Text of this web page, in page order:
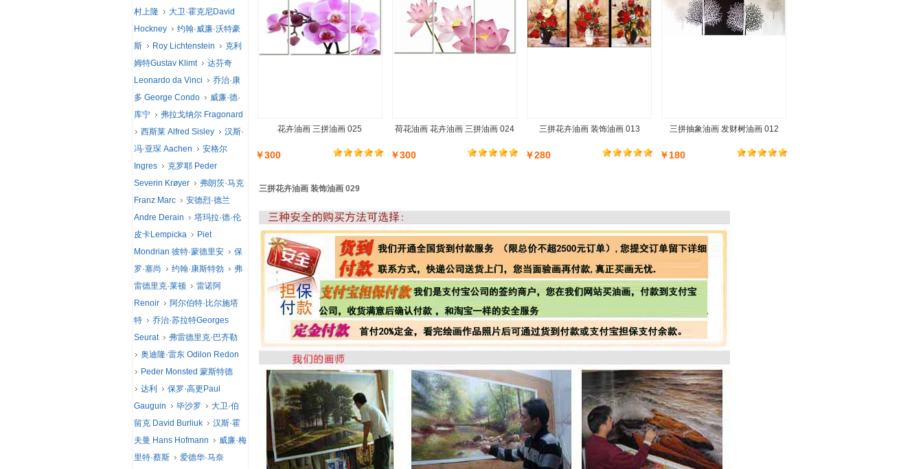
花卉油画 三拼油画 025
￥300
荷花油画 花卉油画 三拼油画 024
￥300
三拼花卉油画 装饰油画 013
￥280
三拼抽象油画 发财树油画 012
￥180
三拼花卉油画 装饰油画 029
村上隆
大卫·霍克尼David
Hockney
约翰·威廉·沃特豪
斯
Roy Lichtenstein
克利
姆特Gustav Klimt
达芬奇
Leonardo da Vinci
乔治·康
多 George Condo
威廉·德·
库宁
弗拉戈纳尔 Fragonard
西斯莱 Alfred Sisley
汉斯·
冯·亚琛 Aachen
安格尔
Ingres
克罗耶 Peder
Severin Krøyer
弗朗茨·马克
Franz Marc
安德烈·德兰
Andre Derain
塔玛拉·德·伦
皮卡Lempicka
Piet
Mondrian 彼特·蒙德里安
保
罗·塞尚
约翰·康斯特勃
弗
雷德里克·莱顿
雷诺阿
Renoir
阿尔伯特·比尔施塔
特
乔治·苏拉特Georges
Seurat
弗雷德里克·巴齐勒
奥迪隆·雷东 Odilon Redon
Peder Monsted 蒙斯特德
达利
保罗·高更Paul
Gauguin
毕沙罗
大卫·伯
留克 David Burliuk
汉斯·霍
夫曼 Hans Hofmann
威廉·梅
里特·蔡斯
爱德华·马奈